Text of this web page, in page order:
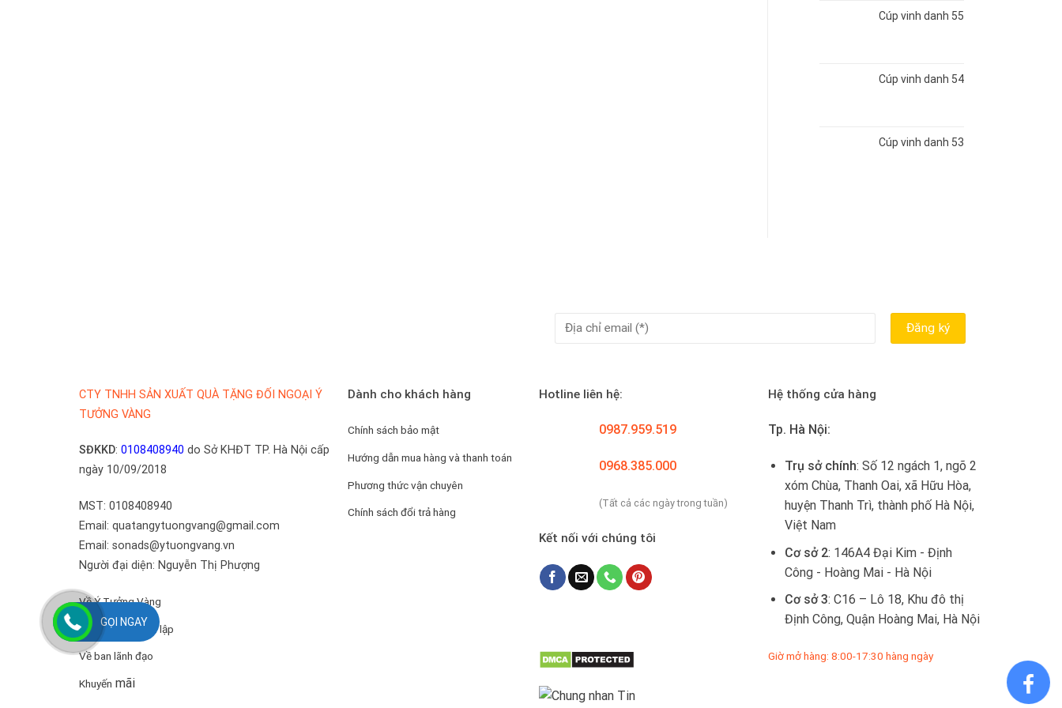
Cúp vinh danh 55
Cúp vinh danh 54
Cúp vinh danh 53
CTY TNHH SẢN XUẤT QUÀ TẶNG ĐỐI NGOẠI Ý
TƯỞNG VÀNG
SĐKKD:0108408940 do Sở KHĐT TP. Hà Nội cấp
ngày 10/09/2018
MST: 0108408940
Email: quatangytuongvang@gmail.com
Email: sonads@ytuongvang.vn
Người đại diện: Nguyễn Thị Phượng
Về Ý Tưởng Vàng
Quyết định thành lập
Về ban lãnh đạo
Khuyến mãi
Dành cho khách hàng
Chính sách bảo mật
Hướng dẫn mua hàng và thanh toán
Phương thức vận chuyên
Chính sách đổi trả hàng
Hotline liên hệ:
0987.959.519
0968.385.000
(Tất cả các ngày trong tuần)
Kết nối với chúng tôi
Hệ thống cửa hàng
Tp. Hà Nội:
Trụ sở chính: Số 12 ngách 1, ngõ 2
xóm Chùa, Thanh Oai, xã Hữu Hòa,
huyện Thanh Trì, thành phố Hà Nội,
Việt Nam
Cơ sở 2: 146A4 Đại Kim - Định
Công - Hoàng Mai - Hà Nội
Cơ sở 3: C16 – Lô 18, Khu đô thị
Định Công, Quận Hoàng Mai, Hà Nội
Giờ mở hàng: 8:00-17:30 hàng ngày
GỌI NGAY